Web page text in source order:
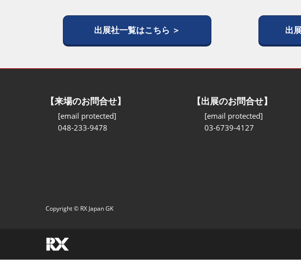
出展社一覧はこちら ＞ 出
【来場のお問合せ】
[email protected]
048-233-9478
【出展のお問合せ】
[email protected]
03-6739-4127
Copyright © RX Japan GK